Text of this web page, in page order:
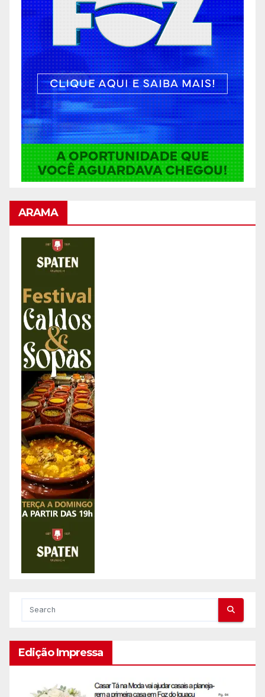
ARAMA
Edição Impressa